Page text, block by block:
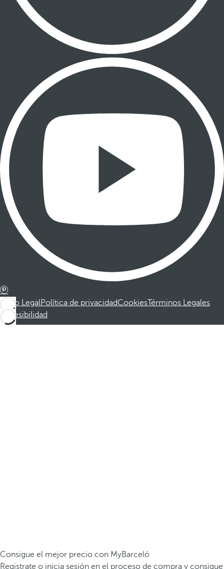
Aviso LegalPolítica de privacidadCookiesTérminos Legales
Accesibilidad
Consigue el mejor precio con MyBarceló
Registrate o inicia sesión en el proceso de compra y consigue